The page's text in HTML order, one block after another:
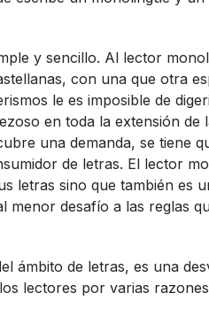
y sencillo. Al lector
con una que otra
le es imposible de
en toda la extensión de
una demanda, se tiene
de letras. El lector
letras sino que también es
desafí­o a las reglas
ámbito de letras, es una
lectores por varias